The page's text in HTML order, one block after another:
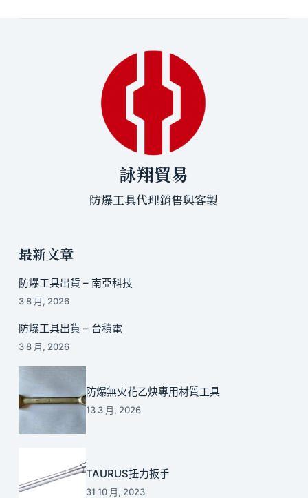
詠翔貿易
防爆工具代理銷售與客製
最新文章
防爆工具出貨 – 南亞科技
3 8 月, 2026
防爆工具出貨 – 台積電
3 8 月, 2026
防爆無火花乙炔專用材質工具
13 3 月, 2026
TAURUS扭力扳手
31 10 月, 2023